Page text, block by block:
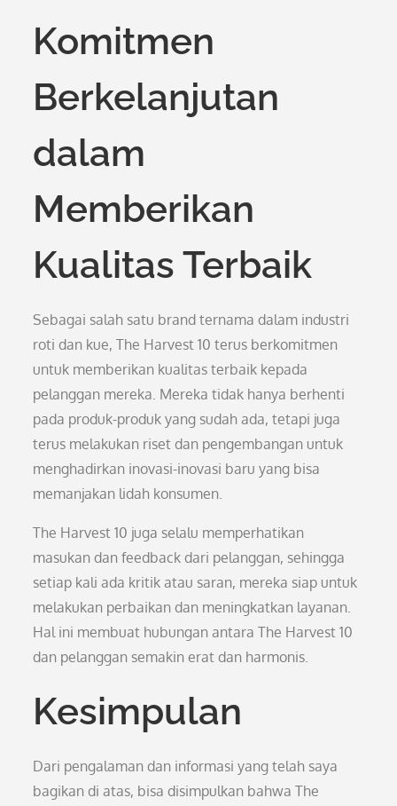
Komitmen
Berkelanjutan
dalam
Memberikan
Kualitas Terbaik
Sebagai salah satu brand ternama dalam industri
roti dan kue, The Harvest 10 terus berkomitmen
untuk memberikan kualitas terbaik kepada
pelanggan mereka. Mereka tidak hanya berhenti
pada produk-produk yang sudah ada, tetapi juga
terus melakukan riset dan pengembangan untuk
menghadirkan inovasi-inovasi baru yang bisa
memanjakan lidah konsumen.
The Harvest 10 juga selalu memperhatikan
masukan dan feedback dari pelanggan, sehingga
setiap kali ada kritik atau saran, mereka siap untuk
melakukan perbaikan dan meningkatkan layanan.
Hal ini membuat hubungan antara The Harvest 10
dan pelanggan semakin erat dan harmonis.
Kesimpulan
Dari pengalaman dan informasi yang telah saya
bagikan di atas, bisa disimpulkan bahwa The